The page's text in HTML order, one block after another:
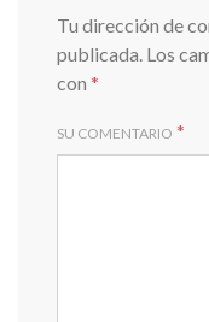
Tu dirección de
publicada. Los
con *
SU COMENTARIO *